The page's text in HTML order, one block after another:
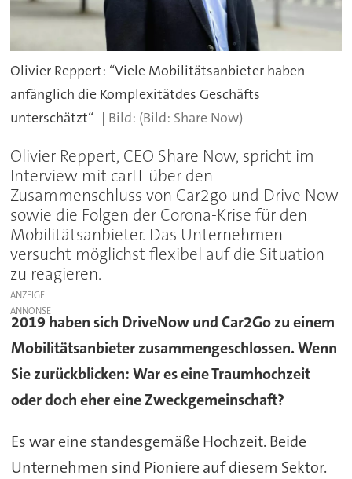
Olivier Reppert: “Viele Mobilitätsanbieter haben
anfänglich die Komplexitätdes Geschäfts
unterschätzt“
(Bild: Share Now)
Olivier Reppert, CEO Share Now, spricht im
Interview mit carIT über den
Zusammenschluss von Car2go und Drive Now
sowie die Folgen der Corona-Krise für den
Mobilitätsanbieter. Das Unternehmen
versucht möglichst flexibel auf die Situation
zu reagieren.
ANZEIGE
2019 haben sich DriveNow und Car2Go zu einem
Mobilitätsanbieter zusammengeschlossen. Wenn
Sie zurückblicken: War es eine Traumhochzeit
oder doch eher eine Zweckgemeinschaft?
Es war eine standesgemäße Hochzeit. Beide
Unternehmen sind Pioniere auf diesem Sektor.